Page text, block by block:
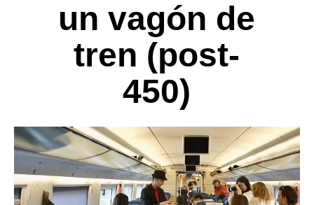
un vagón de
tren (post-
450)